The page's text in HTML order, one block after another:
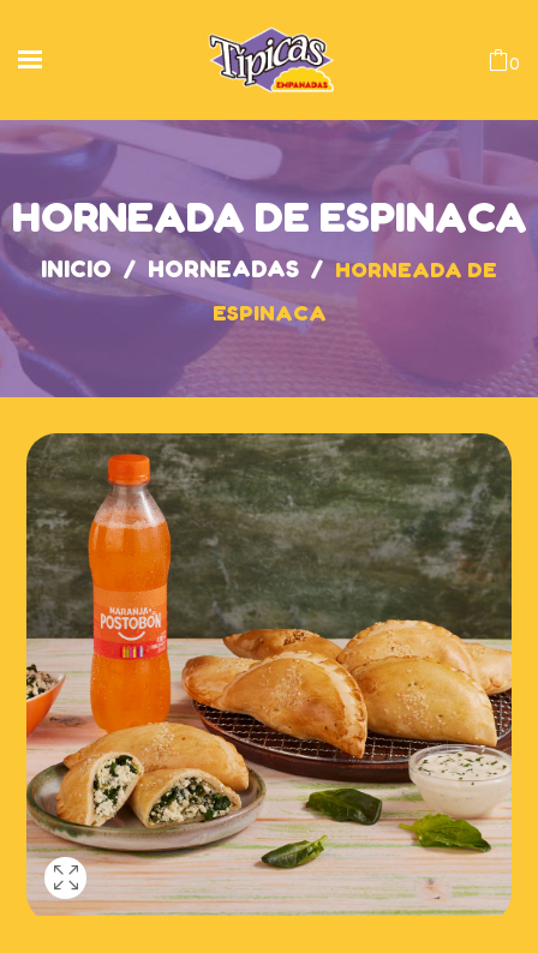
0
HORNEADA DE ESPINACA
INICIO / HORNEADAS / HORNEADA DE
ESPINACA